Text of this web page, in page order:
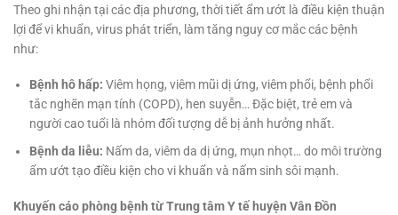
Theo ghi nhận tại các địa phương, thời tiết ẩm ướt là điều kiện thuận
lợi để vi khuẩn, virus phát triển, làm tăng nguy cơ mắc các bệnh
như:
Bệnh hô hấp: Viêm họng, viêm mũi dị ứng, viêm phổi, bệnh phổi
tắc nghẽn mạn tính (COPD), hen suyễn… Đặc biệt, trẻ em và
người cao tuổi là nhóm đối tượng dễ bị ảnh hưởng nhất.
Bệnh da liễu: Nấm da, viêm da dị ứng, mụn nhọt… do môi trường
ẩm ướt tạo điều kiện cho vi khuẩn và nấm sinh sôi mạnh.
Khuyến cáo phòng bệnh từ Trung tâm Y tế huyện Vân Đồn